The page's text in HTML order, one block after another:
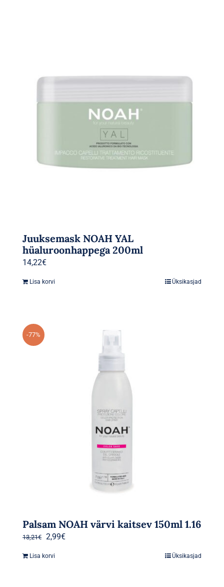
Juuksemask NOAH YAL
hüaluroonhappega 200ml
14,22€
Lisa korvi Üksikasjad
-77%
Palsam NOAH värvi kaitsev 150ml 1.16
13,21€ Algne
2,99€Praegune
Lisa korvi Üksikasjad